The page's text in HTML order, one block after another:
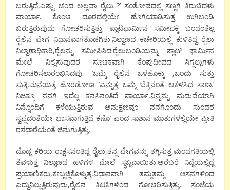
ಬರುತ್ತಿದೆ,ಎಷ್ಟು ಚಂದ ಅಲ್ಲವಾ ರೈಲು..?’ ಸಂತೋಷದಲ್ಲಿ ಸಣ್ಣಗೆ ಕಿರುಚಿದಳು
ವಾರ್ಯಾ. ಕೊಂಚ ದೂರದಲ್ಲಿಯೇ ಹೊಗೆಯಾಡಿಸುತ್ತ ಉಗಿಬಂಡಿ
ಬರುತ್ತಿರುವುದು ಗೋಚರಿಸುತ್ತಿತ್ತು. ಪ್ಲಾಟಫಾರ್ಮಿನ ಸಮೀಪಕ್ಕೆ ಬಂದಂತೆಲ್ಲ
ರೈಲಿನ ವೇಗ ನಿಧಾನವಾಗತೊಡಗಿತು.ನಿಲ್ದಾಣದ ಕಚೇರಿಯಲ್ಲಿ ಕುಳಿತಿದ್ದ ರೈಲು
ನಿಲ್ದಾಣಾಧಿಕಾರಿ,ರೈಲನ್ನು ಸಮೀಪಿಸಿದ.ರೈಲುಬಂಡಿಯನ್ನು ಪ್ಲಾಟ್ ಫಾರ್ಮಿನ
ಮೇಲೆ ನಿಲ್ಲಿಸುವುದರ ಸೂಚಕವಾಗಿ ಕೆಂಪುದೀಪದ ಸಿಗ್ನಲ್ಲುಗಳು
ಗೋಚರಿಸಲಾರಂಭಿಸಿದವು. ’ಒಮ್ಮೆ ರೈಲಿನ ಒಳಹೊಕ್ಕು ,ಒಂದು ಸುತ್ತು
ಸುತ್ತಿ,ಮನೆಯತ್ತ ಹೊರಡೋಣ ’ಎನ್ನುತ್ತ ಒಮ್ಮೆ ಬೆಕ್ಕಿನಂತೆ ಆಕಳಿಸಿದ ಸಾಶಾ.’
ನಿಜಕ್ಕೂ ನನಗೆ ಇದೆಲ್ಲ ಕನಸಿನಂತಿದೆ ವಾರ್ಯಾ,ನಿನ್ನನ್ನು ಮದುವೆಯಾಗಿ
ನಿನ್ನೊಂದಿಗೆ ಕಳೆಯುತ್ತಿರುವ ಅನುಕ್ಷಣವೂ ನನಗೊಂದು ಸುಂದರ
ಸ್ವಪ್ನದಂತೆಯೇ ಭಾಸವಾಗುತ್ತಿದೆ ಕಣೊ’ ಎಂದ ಸಾಶಾನ ಮಾತುಗಳಲ್ಲಿಯೇ ಪ್ರೀತಿ
ರಸಧಾರೆಯಂತೆ ಜಿನುಗುತ್ತಿತ್ತು.
ದೊಡ್ಡ ಕರಿಯ ರಾಕ್ಷಸನಂತಿದ್ದ ರೈಲು,ತನ್ನ ವೇಗವನ್ನು ತಗ್ಗಿಸುತ್ತ,ಮಂದಗತಿಯಲ್ಲಿ
ತೆವಳುತ್ತ ನಿಲ್ದಾಣದ ಹಳಿಗಳ ಮೇಲೆ ಸ್ಥಬ್ದವಾಯಿತು.ಅರೆಬರೆ ನಿದ್ದೆಯಲ್ಲಿದ್ದ
ಪ್ರಯಾಣಿಕರು,ಕಣ್ಣುಜ್ಜಿಕೊಳ್ಳುತ್ತ,ನಿಧಾನವಾಗಿ ತಮ್ಮತಮ್ಮ ಆಸನಗಳಿಂದ
ಎದ್ದುನಿಲ್ಲುತ್ತಿರುವುದು,ರೈಲಿನ ಕಿಟಕಿಗಳಿಂದ ಗೋಚರಿಸುತ್ತಿತ್ತು. ಸಂಜೆಯ